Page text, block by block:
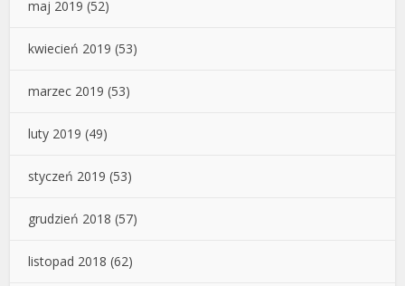
maj 2019 (52)
kwiecień 2019 (53)
marzec 2019 (53)
luty 2019 (49)
styczeń 2019 (53)
grudzień 2018 (57)
listopad 2018 (62)